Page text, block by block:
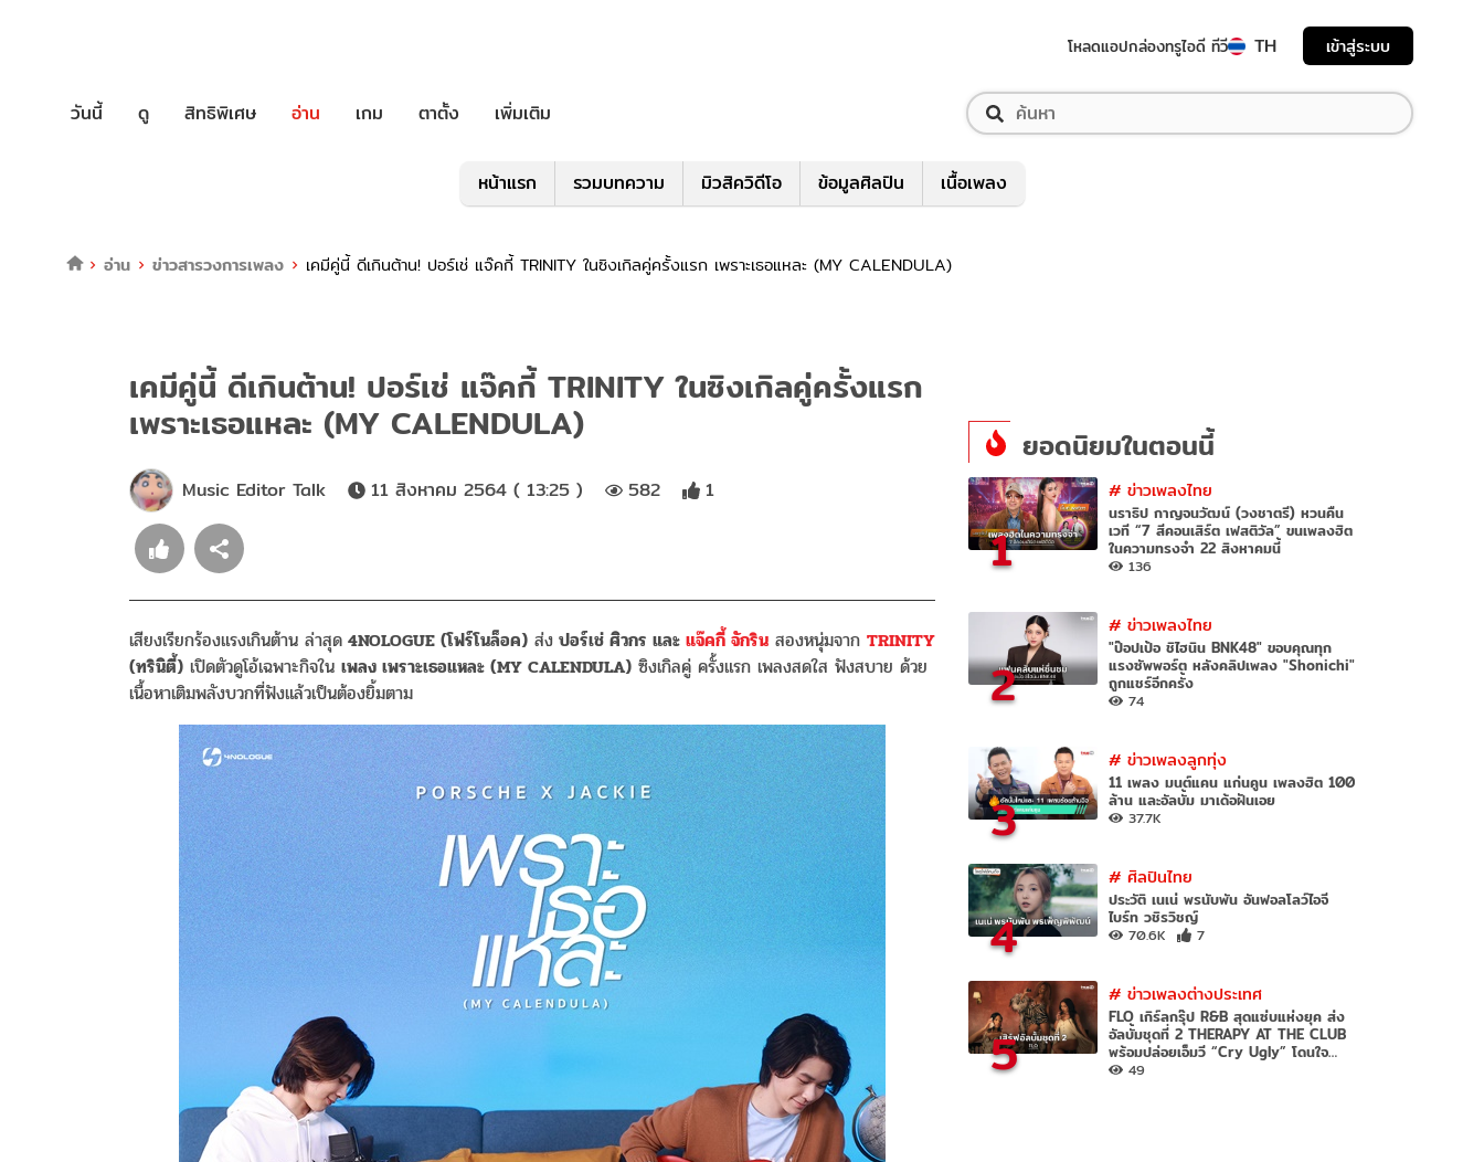
โหลดแอปกล่องทรูไอดี ทีวี TH เข้าสู่ระบบ
วันนี้ ดู สิทธิพิเศษ อ่าน เกม ตาตั้ง เพิ่มเติม
หน้าแรก รวมบทความ มิวสิควิดีโอ ข้อมูลศิลปิน เนื้อเพลง
อ่าน ข่าวสารวงการเพลง เคมีคู่นี้ ดีเกินต้าน! ปอร์เช่ แจ๊คกี้ TRINITY ในซิงเกิลคู่ครั้งแรก เพราะเธอแหละ (MY CALENDULA)
เคมีคู่นี้ ดีเกินต้าน! ปอร์เช่ แจ๊คกี้ TRINITY ในซิงเกิลคู่ครั้งแรก
เพราะเธอแหละ (MY CALENDULA)
Music Editor Talk 11 สิงหาคม 2564 ( 13:25 ) 582 1
เสียงเรียกร้องแรงเกินต้าน ล่าสุด 4NOLOGUE (โฟร์โนล็อค) ส่ง ปอร์เช่ ศิวกร และ แจ๊คกี้ จักริน สองหนุ่มจาก TRINITY
(ทรินิตี้) เปิดตัวดูโอ้เฉพาะกิจใน เพลง เพราะเธอแหละ (MY CALENDULA) ซิงเกิลคู่ ครั้งแรก เพลงสดใส ฟังสบาย ด้วย
เนื้อหาเติมพลังบวกที่ฟังแล้วเป็นต้องยิ้มตาม
ยอดนิยมในตอนนี้
1
# ข่าวเพลงไทย
นราธิป กาญจนวัฒน์ (วงชาตรี) หวนคืน
เวที “7 สีคอนเสิร์ต เฟสติวัล” ขนเพลงฮิต
ในความทรงจำ 22 สิงหาคมนี้
136
2
# ข่าวเพลงไทย
"ป๊อปเป้อ ชิไฮนิน BNK48" ขอบคุณทุก
แรงซัพพอร์ต หลังคลิปเพลง "Shonichi"
ถูกแชร์อีกครั้ง
74
3
# ข่าวเพลงลูกทุ่ง
11 เพลง มนต์แคน แก่นคูน เพลงฮิต 100
ล้าน และอัลบั้ม มาเด้อฝันเอย
37.7K
4
# ศิลปินไทย
ประวัติ เนเน่ พรนับพัน อันฟอลโลว์ไอจี
ไบร์ท วชิรวิชญ์
70.6K 7
5
# ข่าวเพลงต่างประเทศ
FLO เกิร์ลกรุ๊ป R&B สุดแซ่บแห่งยุค ส่ง
อัลบั้มชุดที่ 2 THERAPY AT THE CLUB
พร้อมปล่อยเอ็มวี “Cry Ugly” โดนใจ
แฟน49